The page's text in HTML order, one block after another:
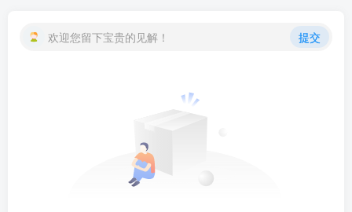
欢迎您留下宝贵的见解！ 提交